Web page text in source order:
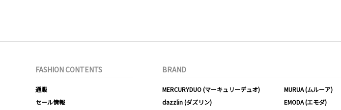
FASHION CONTENTS
通販
セール情報
BRAND
MERCURYDUO (マーキュリーデュオ)
MURUA (ムルーア)
dazzlin (ダズリン)
EMODA (エモダ)